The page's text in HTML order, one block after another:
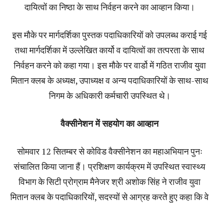
दायित्वों का निष्ठा के साथ निर्वहन करने का आव्हान किया।
इस मौके पर मार्गदर्शिका पुस्तक पदाधिकारियों को उपलब्ध कराई गई
तथा मार्गदर्शिका में उल्लेखित कार्यो व दायित्वों का तत्परता के साथ
निर्वहन करने को कहा गया। इस मौके पर वार्डो में गठित राजीव युवा
मितान क्लब के अध्यक्ष, उपाध्यक्ष व अन्य पदाधिकारियों के साथ-साथ
निगम के अधिकारी कर्मचारी उपस्थित थे।
वैक्सीनेशन में सहयोग का आव्हान
सोमवार 12 सितम्बर से कोविड वैक्सीनेशन का महाअभियान पुनः
संचालित किया जाना हैं। प्रशिक्षण कार्यक्रम में उपस्थित स्वास्थ्य
विभाग के सिटी प्रोग्राम मैनेजर श्री अशोक सिंह ने राजीव युवा
मितान क्लब के पदाधिकारियों, सदस्यों से आग्रह करते हुए कहा कि वे